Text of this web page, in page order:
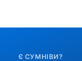
Є СУМНІВИ?